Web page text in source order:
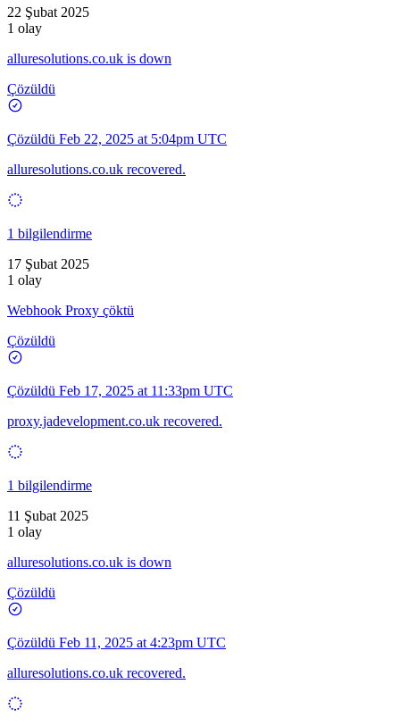
22 Şubat 2025
1 olay
alluresolutions.co.uk is down
Çözüldü
Çözüldü Feb 22, 2025 at 5:04pm UTC
alluresolutions.co.uk recovered.
1 bilgilendirme
17 Şubat 2025
1 olay
Webhook Proxy çöktü
Çözüldü
Çözüldü Feb 17, 2025 at 11:33pm UTC
proxy.jadevelopment.co.uk recovered.
1 bilgilendirme
11 Şubat 2025
1 olay
alluresolutions.co.uk is down
Çözüldü
Çözüldü Feb 11, 2025 at 4:23pm UTC
alluresolutions.co.uk recovered.